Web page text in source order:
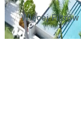
Więcej Filtrów